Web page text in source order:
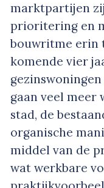
marktpartijen
prioritering en
bouwritme erin
komende vier
gezinswoningen
gaan veel meer
stad, de
organische
middel van de
wat werkbare